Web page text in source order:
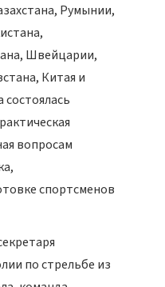
Румынии,
Швейцарии,
Китая и
вопросам
спортсменов
по стрельбе из